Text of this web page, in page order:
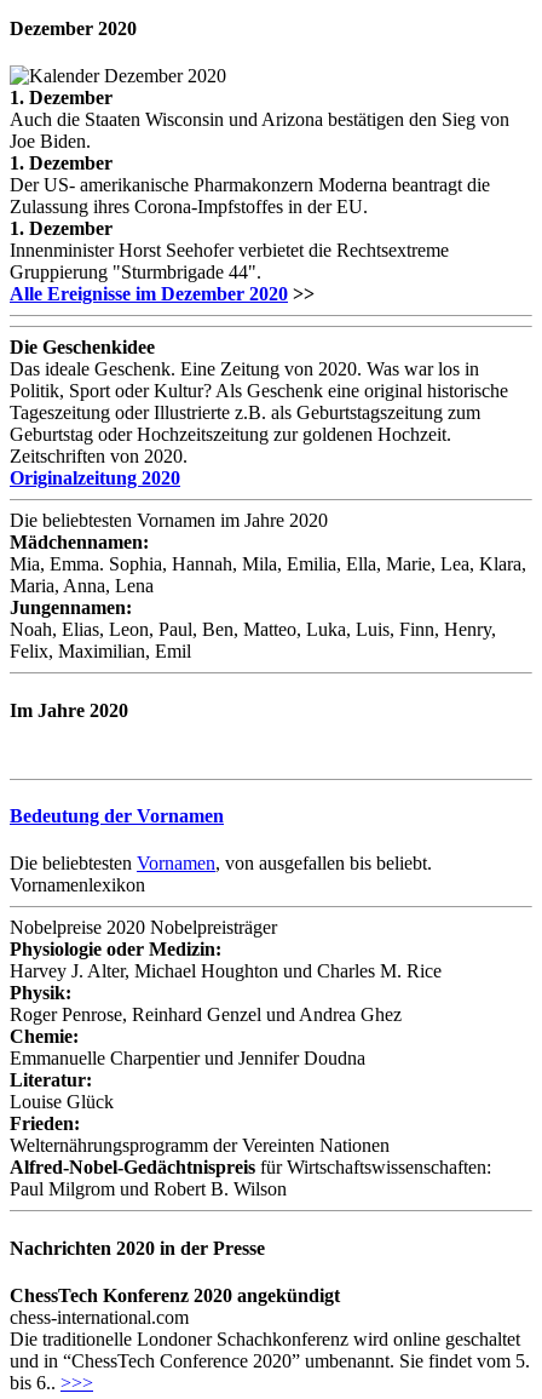
Dezember 2020
1. Dezember
Auch die Staaten Wisconsin und Arizona bestätigen den Sieg von
Joe Biden.
1. Dezember
Der US- amerikanische Pharmakonzern Moderna beantragt die
Zulassung ihres Corona-Impfstoffes in der EU.
1. Dezember
Innenminister Horst Seehofer verbietet die Rechtsextreme
Gruppierung "Sturmbrigade 44".
Alle Ereignisse im Dezember 2020 >>
Die Geschenkidee
Das ideale Geschenk. Eine Zeitung von 2020. Was war los in
Politik, Sport oder Kultur? Als Geschenk eine original historische
Tageszeitung oder Illustrierte z.B. als Geburtstagszeitung zum
Geburtstag oder Hochzeitszeitung zur goldenen Hochzeit.
Zeitschriften von 2020.
Originalzeitung 2020
Die beliebtesten Vornamen im Jahre 2020
Mädchennamen:
Mia, Emma. Sophia, Hannah, Mila, Emilia, Ella, Marie, Lea, Klara,
Maria, Anna, Lena
Jungennamen:
Noah, Elias, Leon, Paul, Ben, Matteo, Luka, Luis, Finn, Henry,
Felix, Maximilian, Emil
Im Jahre 2020
Bedeutung der Vornamen
Die beliebtesten Vornamen, von ausgefallen bis beliebt.
Vornamenlexikon
Nobelpreise 2020 Nobelpreisträger
Physiologie oder Medizin:
Harvey J. Alter, Michael Houghton und Charles M. Rice
Physik:
Roger Penrose, Reinhard Genzel und Andrea Ghez
Chemie:
Emmanuelle Charpentier und Jennifer Doudna
Literatur:
Louise Glück
Frieden:
Welternährungsprogramm der Vereinten Nationen
Alfred-Nobel-Gedächtnispreis für Wirtschaftswissenschaften:
Paul Milgrom und Robert B. Wilson
Nachrichten 2020 in der Presse
ChessTech Konferenz 2020 angekündigt
chess-international.com
Die traditionelle Londoner Schachkonferenz wird online geschaltet
und in “ChessTech Conference 2020” umbenannt. Sie findet vom 5.
bis 6.. >>>